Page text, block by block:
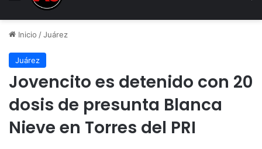
Inicio /Juárez
Juárez
Jovencito es detenido con 20
dosis de presunta Blanca
Nieve en Torres del PRI